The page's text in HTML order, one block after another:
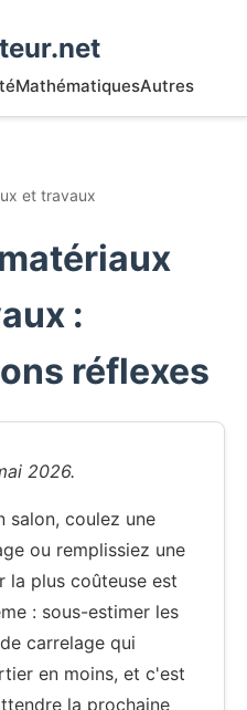
MathématiquesAutres
et travaux
:
réflexes
2026.
salon, coulez une
ou remplissiez une
la plus coûteuse est
: sous-estimer les
carrelage qui
en moins, et c'est
la prochaine